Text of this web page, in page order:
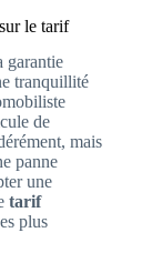
le tarif
garantie
tranquillité
de
mais
panne
une
tarif
plus